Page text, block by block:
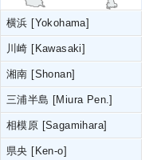
横浜 [Yokohama]
川崎 [Kawasaki]
湘南 [Shonan]
三浦半島 [Miura Pen.]
相模原 [Sagamihara]
県央 [Ken-o]